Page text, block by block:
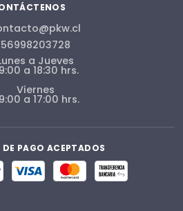
56998203728
a Jueves
a 18:30 hrs.
Viernes
a 17:00 hrs.
PAGO ACEPTADOS